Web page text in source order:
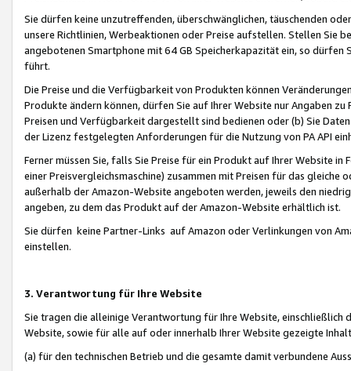
Sie dürfen keine unzutreffenden, überschwänglichen, täuschenden
unsere Richtlinien, Werbeaktionen oder Preise aufstellen. Stellen Sie
angebotenen Smartphone mit 64 GB Speicherkapazität ein, so dürfen
führt.
Die Preise und die Verfügbarkeit von Produkten können
Produkte ändern können, dürfen Sie auf Ihrer Website nur Angaben
Preisen und Verfügbarkeit dargestellt sind bedienen oder (b) Sie
der Lizenz festgelegten Anforderungen für die Nutzung von PA API
Ferner müssen Sie, falls Sie Preise für ein Produkt auf Ihrer Website
einer Preisvergleichsmaschine) zusammen mit Preisen für das
außerhalb der Amazon-Website angeboten werden, jeweils den
angeben, zu dem das Produkt auf der Amazon-Website erhältlich ist.
Sie dürfen keine Partner-Links auf Amazon oder Verlinkungen von
einstellen.
3. Verantwortung für Ihre Website
Sie tragen die alleinige Verantwortung für Ihre Website,
Website, sowie für alle auf oder innerhalb Ihrer Website gezeigte
(a) für den technischen Betrieb und die gesamte damit verbundene